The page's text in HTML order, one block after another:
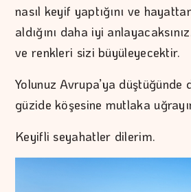
nasıl keyif yaptığını ve
aldığını daha iyi
ve renkleri sizi büyüleyecektir.
Yolunuz Avrupa’ya düştüğünde
güzide köşesine mutlaka
Keyifli seyahatler dilerim.